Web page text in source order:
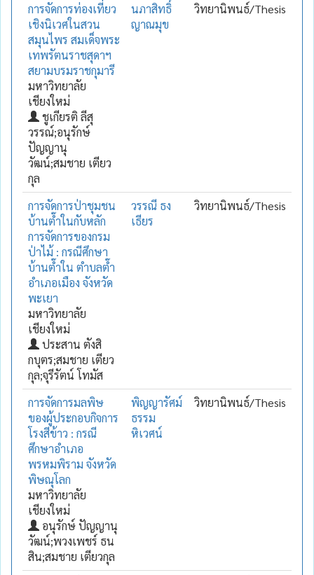
การจัดการท่องเที่ยว
เชิงนิเวศในสวน
สมุนไพร สมเด็จพระ
เทพรัตนราชสุดาฯ
สยามบรมราชกุมารี
มหาวิทยาลัย
เชียงใหม่
ชูเกียรติ ลีสุ
วรรณ์;อนุรักษ์
ปัญญานุ
วัฒน์;สมชาย เตียว
กุล
นภาสิทธิ์
ญาณมุข
วิทยานิพนธ์/Thesis
การจัดการป่าชุมชน
บ้านต๊ำในกับหลัก
การจัดการของกรม
ป่าไม้ : กรณีศึกษา
บ้านต๊ำใน ตำบลต๊ำ
อำเภอเมือง จังหวัด
พะเยา
มหาวิทยาลัย
เชียงใหม่
ประสาน ตังสิ
กบุตร;สมชาย เตียว
กุล;จุรีรัตน์ โทมัส
วรรณี ธง
เธียร
วิทยานิพนธ์/Thesis
การจัดการมลพิษ
ของผู้ประกอบกิจการ
โรงสีข้าว : กรณี
ศึกษาอำเภอ
พรหมพิราม จังหวัด
พิษณุโลก
มหาวิทยาลัย
เชียงใหม่
อนุรักษ์ ปัญญานุ
วัฒน์;พวงเพชร์ ธน
สิน;สมชาย เตียวกุล
พิญญารัศม์
ธรรม
หิเวศน์
วิทยานิพนธ์/Thesis